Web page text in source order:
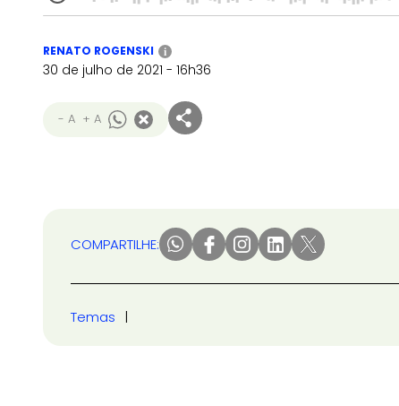
RENATO ROGENSKI i
30 de julho de 2021 - 16h36
- A + A
COMPARTILHE:
Temas